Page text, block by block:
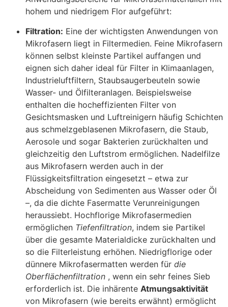
hohem und niedrigem Flor aufgeführt:
Filtration: Eine der wichtigsten Anwendungen von
Mikrofasern liegt in Filtermedien. Feine Mikrofasern
können selbst kleinste Partikel auffangen und
eignen sich daher ideal für Filter in Klimaanlagen,
Industrieluftfiltern, Staubsaugerbeuteln sowie
Wasser- und Ölfilteranlagen. Beispielsweise
enthalten die hocheffizienten Filter von
Gesichtsmasken und Luftreinigern häufig Schichten
aus schmelzgeblasenen Mikrofasern, die Staub,
Aerosole und sogar Bakterien zurückhalten und
gleichzeitig den Luftstrom ermöglichen. Nadelfilze
aus Mikrofasern werden auch in der
Flüssigkeitsfiltration eingesetzt – etwa zur
Abscheidung von Sedimenten aus Wasser oder Öl
–, da die dichte Fasermatte Verunreinigungen
heraussiebt. Hochflorige Mikrofasermedien
ermöglichen Tiefenfiltration, indem sie Partikel
über die gesamte Materialdicke zurückhalten und
so die Filterleistung erhöhen. Niedrigflorige oder
dünnere Mikrofasermatten werden für die
Oberflächenfiltration , wenn ein sehr feines Sieb
erforderlich ist. Die inhärente Atmungsaktivität
von Mikrofasern (wie bereits erwähnt) ermöglicht